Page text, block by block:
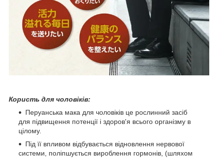
Користь для чоловіків:
Перуанська мака для чоловіків це рослинний засіб
для підвищення потенції і здоров'я всього організму в
цілому.
Під її впливом відбувається відновлення нервової
системи, поліпшується вироблення гормонів, (шляхом